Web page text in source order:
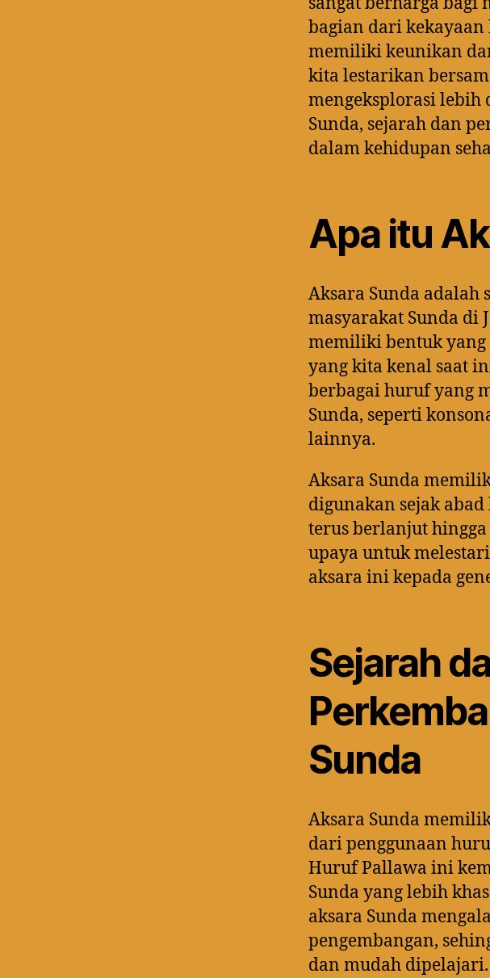
bagian dari
memiliki keunikan
kita lestarikan
mengeksplorasi lebih
Sunda, sejarah dan
dalam kehidupan
Apa itu
Aksara Sunda adalah
masyarakat Sunda di
memiliki bentuk yang
yang kita kenal saat
berbagai huruf yang
Sunda, seperti
lainnya.
Aksara Sunda
digunakan sejak
terus berlanjut
upaya untuk
aksara ini kepada
Sejarah
Sunda
Aksara Sunda
dari penggunaan
Huruf Pallawa ini
Sunda yang lebih
aksara Sunda
pengembangan,
dan mudah dipelajari.